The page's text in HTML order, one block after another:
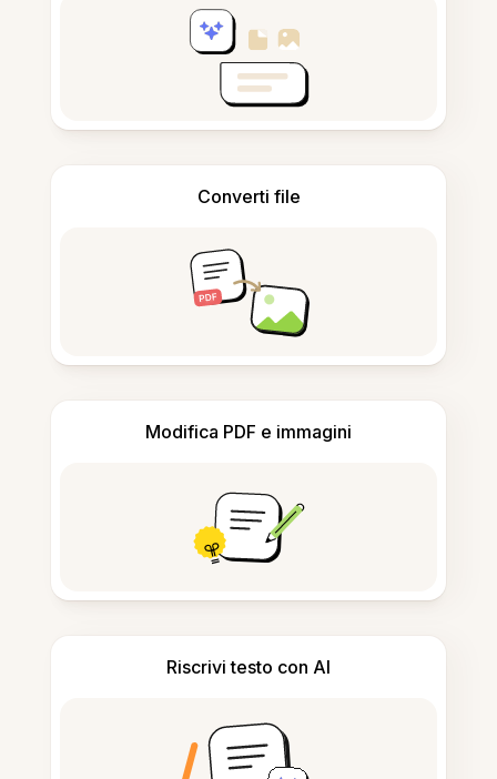
Converti file
Modifica PDF e immagini
Riscrivi testo con AI